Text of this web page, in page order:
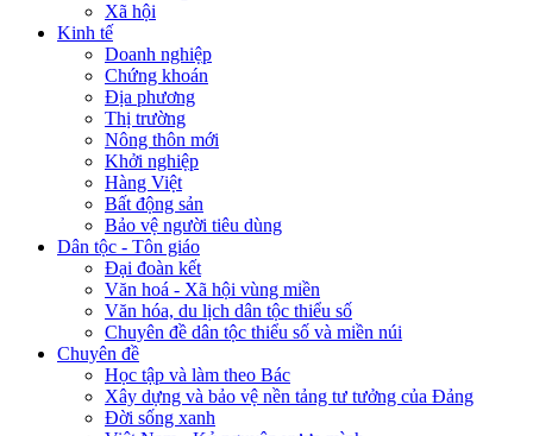
Xã hội
Kinh tế
Doanh nghiệp
Chứng khoán
Địa phương
Thị trường
Nông thôn mới
Khởi nghiệp
Hàng Việt
Bất động sản
Bảo vệ người tiêu dùng
Dân tộc - Tôn giáo
Đại đoàn kết
Văn hoá - Xã hội vùng miền
Văn hóa, du lịch dân tộc thiểu số
Chuyên đề dân tộc thiểu số và miền núi
Chuyên đề
Học tập và làm theo Bác
Xây dựng và bảo vệ nền tảng tư tưởng của Đảng
Đời sống xanh